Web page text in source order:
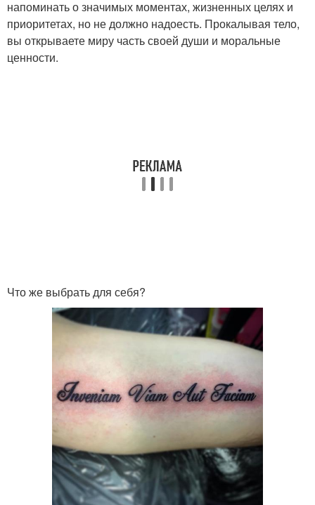
напоминать о значимых моментах, жизненных целях и
приоритетах, но не должно надоесть. Прокалывая тело,
вы открываете миру часть своей души и моральные
ценности.
Что же выбрать для себя?